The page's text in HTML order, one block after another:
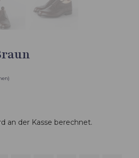
an der Kasse berechnet.